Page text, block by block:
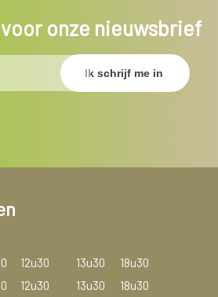
onze nieuwsbrief
12u30 13u30
18u30
12u30 13u30
18u30